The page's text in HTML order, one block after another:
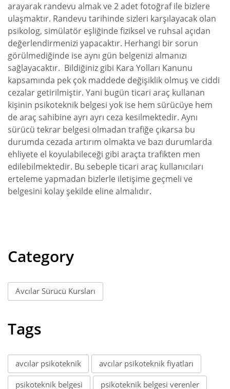
arayarak randevu almak ve 2 adet fotoğraf ile bizlere
ulaşmaktır. Randevu tarihinde sizleri karşılayacak olan
psikolog, simülatör eşliğinde fiziksel ve ruhsal açıdan
değerlendirmenizi yapacaktır. Herhangi bir sorun
görülmediğinde ise aynı gün belgenizi almanızı
sağlayacaktır. Bildiğiniz gibi Kara Yolları Kanunu
kapsamında pek çok maddede değişiklik olmuş ve ciddi
cezalar getirilmiştir. Yani bugün ticari araç kullanan
kişinin psikoteknik belgesi yok ise hem sürücüye hem
de araç sahibine ayrı ayrı ceza kesilmektedir. Aynı
sürücü tekrar belgesi olmadan trafiğe çıkarsa bu
durumda cezada artırım olmakta ve bazı durumlarda
ehliyete el koyulabileceği gibi araçta trafikten men
edilebilmektedir. Bu sebeple ticari araç kullanıcıları
erteleme yapmadan bizlerle iletişime geçmeli ve
belgesini kolay şekilde eline almalıdır.
Category
Avcılar Sürücü Kursları
Tags
avcılar psikoteknik avcılar psikoteknik fiyatları
psikoteknik belgesi psikoteknik belgesi verenler